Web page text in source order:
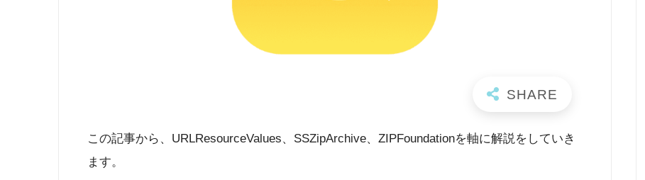
この記事から、URLResourceValues、SSZipArchive、ZIPFoundationを軸に解説をしていき
ます。